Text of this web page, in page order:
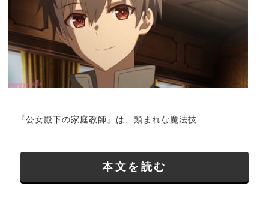
『公女殿下の家庭教師』は、類まれな魔法技...
本文を読む